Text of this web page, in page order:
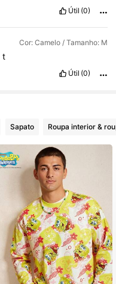
Útil (0)
Cor: Camelo / Tamanho: M
t
Útil (0)
Sapato Roupa interior &